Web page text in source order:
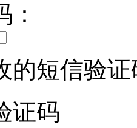
的短信验证
证码